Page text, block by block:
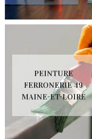
PEINTURE
FERRONERIE 49
MAINE-ET-LOIRE